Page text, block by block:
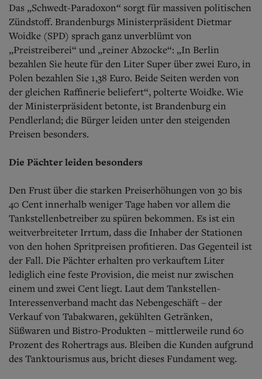
Das „Schwedt-Paradoxon“ sorgt für massiven politischen
Zündstoff. Brandenburgs Ministerpräsident Dietmar
Woidke (SPD) sprach ganz unverblümt von
„Preistreiberei“ und „reiner Abzocke“: „In Berlin
bezahlen Sie heute für den Liter Super über zwei Euro, in
Polen bezahlen Sie 1,38 Euro. Beide Seiten werden von
der gleichen Raffinerie beliefert“, polterte Woidke. Wie
der Ministerpräsident betonte, ist Brandenburg ein
Pendlerland; die Bürger leiden unter den steigenden
Preisen besonders.
Die Pächter leiden besonders
Den Frust über die starken Preiserhöhungen von 30 bis
40 Cent innerhalb weniger Tage haben vor allem die
Tankstellenbetreiber zu spüren bekommen. Es ist ein
weitverbreiteter Irrtum, dass die Inhaber der Stationen
von den hohen Spritpreisen profitieren. Das Gegenteil ist
der Fall. Die Pächter erhalten pro verkauftem Liter
lediglich eine feste Provision, die meist nur zwischen
einem und zwei Cent liegt. Laut dem Tankstellen-
Interessenverband macht das Nebengeschäft – der
Verkauf von Tabakwaren, gekühlten Getränken,
Süßwaren und Bistro-Produkten – mittlerweile rund 60
Prozent des Rohertrags aus. Bleiben die Kunden aufgrund
des Tanktourismus aus, bricht dieses Fundament weg.